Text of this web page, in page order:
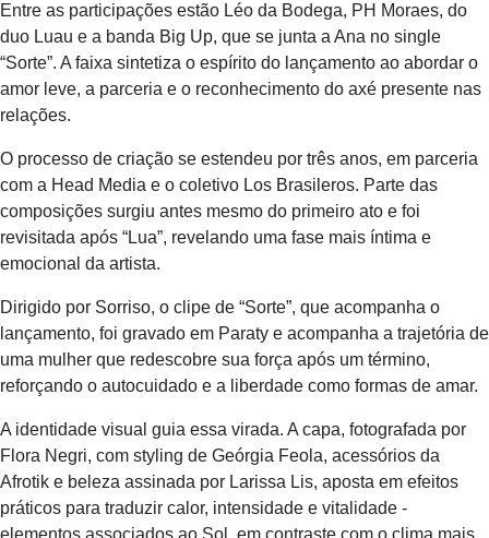
Entre as participações estão Léo da Bodega, PH Moraes, do
duo Luau e a banda Big Up, que se junta a Ana no single
“Sorte”. A faixa sintetiza o espírito do lançamento ao abordar o
amor leve, a parceria e o reconhecimento do axé presente nas
relações.
O processo de criação se estendeu por três anos, em parceria
com a Head Media e o coletivo Los Brasileros. Parte das
composições surgiu antes mesmo do primeiro ato e foi
revisitada após “Lua”, revelando uma fase mais íntima e
emocional da artista.
Dirigido por Sorriso, o clipe de “Sorte”, que acompanha o
lançamento, foi gravado em Paraty e acompanha a trajetória de
uma mulher que redescobre sua força após um término,
reforçando o autocuidado e a liberdade como formas de amar.
A identidade visual guia essa virada. A capa, fotografada por
Flora Negri, com styling de Geórgia Feola, acessórios da
Afrotik e beleza assinada por Larissa Lis, aposta em efeitos
práticos para traduzir calor, intensidade e vitalidade -